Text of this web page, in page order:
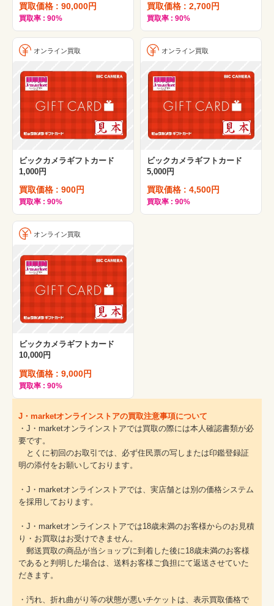
買取価格 : 90,000円
買取率 : 90%
買取価格 : 2,700円
買取率 : 90%
オンライン買取
ビックカメラギフトカード
1,000円
買取価格 : 900円
買取率 : 90%
オンライン買取
ビックカメラギフトカード
5,000円
買取価格 : 4,500円
買取率 : 90%
オンライン買取
ビックカメラギフトカード
10,000円
買取価格 : 9,000円
買取率 : 90%
J・marketオンラインストアの買取注意事項について
・J・marketオンラインストアでは買取の際には本人確認書類が必
要です。
とくに初回のお取引では、必ず住民票の写しまたは印鑑登録証
明の添付をお願いしております。
・J・marketオンラインストアでは、実店舗とは別の価格システム
を採用しております。
・J・marketオンラインストアでは18歳未満のお客様からのお見積
り・お買取はお受けできません。
郵送買取の商品が当ショップに到着した後に18歳未満のお客様
であると判明した場合は、送料お客様ご負担にて返送させていた
だきます。
・汚れ、折れ曲がり等の状態が悪いチケットは、表示買取価格で